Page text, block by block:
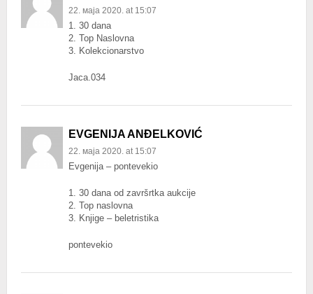
22. маја 2020. at 15:07
1. 30 dana
2. Top Naslovna
3. Kolekcionarstvo
Jaca.034
EVGENIJA ANĐELKOVIĆ
22. маја 2020. at 15:07
Evgenija – pontevekio
1. 30 dana od završrtka aukcije
2. Top naslovna
3. Knjige – beletristika
pontevekio